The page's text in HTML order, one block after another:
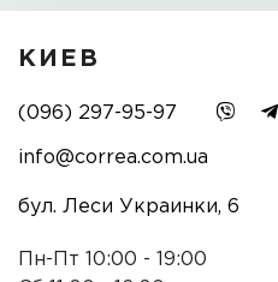
КИЕВ
(096) 297-95-97
info@correa.com.ua
бул. Леси Украинки, 6
Пн-Пт 10:00 - 19:00